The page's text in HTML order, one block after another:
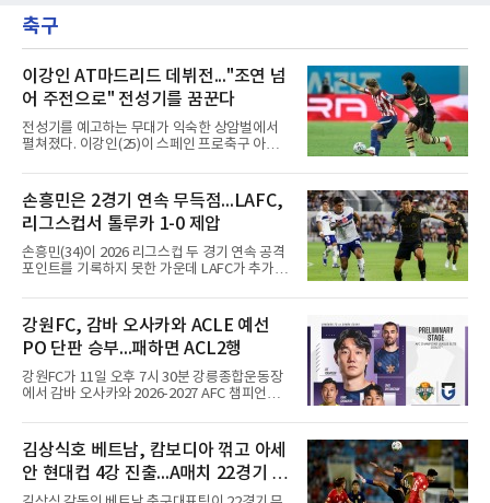
에서 이탈하는 아픔을 겪었고, 이어진 2026시즌
초중반에도 실전 감각 회복
은 0.301로 하락했다. 1회와 4회 유격수 땅볼, 7
회 2루수 땅볼로 물러났고 9회초 대수비와 교체
데다 7회 6실점이 겹쳐 0-8로 졌다.샌디에이고
파드리스 송성문은 휴스턴 애스트로스와의 홈경
기에 결장했다. 샌디에이고는 3-2로 이겼다.
축구
이강인 AT마드리드 데뷔전..."조연 넘
어 주전으로" 전성기를 꿈꾼다
전성기를 예고하는 무대가 익숙한 상암벌에서
펼쳐졌다. 이강인(25)이 스페인 프로축구 아틀
들 앞에서 화려하게 치렀다.9일 서울월드컵경기
장에서 열린 AT마드리드와 맨체스터 시티(맨시
티)의 2026 쿠팡플레이 시리즈 친선경기는 사실
상 이강인을 위한 거대한 입단식이었다. 킥오프
3시간여 전부터 경기장 주변은 팬들로 북적였
고, 그의 영문 이름과 새 등번호 '7'이 박힌 붉은
줄무늬 유니폼이 유독 눈에 띄었다. 경기장에는
등장하자 환호가 터졌고, 전반 막판 호르헤 도밍
게스의 선제골 때보다 벤치에서
손흥민은 2경기 연속 무득점...LAFC,
리그스컵서 톨루카 1-0 제압
손흥민(34)이 2026 리그스컵 두 경기 연속 공격
포인트를 기록하지 못한 가운데 LAFC가 추가시
간) 미국 로스앤젤레스 BMO 스타디움에서 열린
멕시코 리가 MX 톨루카와의 조별리그 2차전에
최전방 공격수로 선발 출전했으나 슈팅 없이 후
반 23분 주드 테리와 교체됐다. 북중미 월드컵
이후 MLS 4경기 연속 골을 넣었던 그는 지난 6
일 치바스 과달라하라전에 이어 침묵했다.전반
1분 다비드 마르티네스가 얻은 페널티킥은 비디
이컵 샤펠버그의 크로스가 걷혀 나오자 에디 세
구라가 페널티아크 왼쪽에서 오
강원FC, 감바 오사카와 ACLE 예선
PO 단판 승부...패하면 ACL2행
강원FC가 11일 오후 7시 30분 강릉종합운동장
에서 감바 오사카와 2026-2027 AFC 챔피언스
승자는 ACLE 본선에 오르고 패자는 2부 격 대회
인 AFC 챔피언스리그2(ACL2)로 향한다. 강원은
2024시즌 K리그1 준우승 자격으로 나선 지난 시
즌 ACLE에서 창단 첫 아시아 무대를 경험하며
16강에 진출했고, 2025시즌 리그 5위로 이번 출
김상식호 베트남, 캄보디아 꺾고 아세
안 현대컵 4강 진출...A매치 22경기 무
패 질주